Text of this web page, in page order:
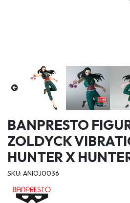
BANPRESTO
ZOLDYCK
HUNTER X
SKU: ANIOJ0036